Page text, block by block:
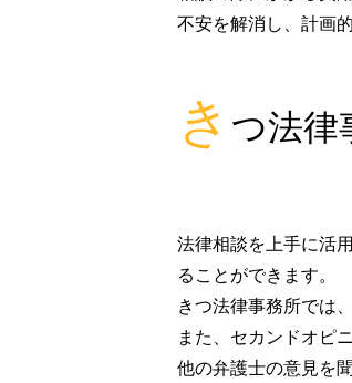
不安を解消し、計画
き つ法律
法律相談を上手に活
ることができます。
きつ法律事務所では
また、セカンドオピ
他の弁護士の意見を